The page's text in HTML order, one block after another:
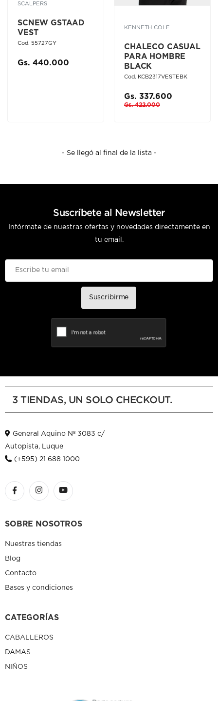
SCALPERS
SCNEW GSTAAD
VEST
Cod. 55727GY
Gs. 440.000
KENNETH COLE
CHALECO CASUAL
PARA HOMBRE
BLACK
Cod. KCB2317VESTEBK
Gs. 337.600
Gs. 422.000
- Se llegó al final de la lista -
Suscríbete al Newsletter
Infórmate de nuestras ofertas y novedades directamente en
tu email.
Suscribirme
3 TIENDAS, UN SOLO CHECKOUT.
General Aquino Nº 3083 c/
Autopista, Luque
(+595) 21 688 1000
SOBRE NOSOTROS
Nuestras tiendas
Blog
Contacto
Bases y condiciones
CATEGORÍAS
CABALLEROS
DAMAS
NIÑOS